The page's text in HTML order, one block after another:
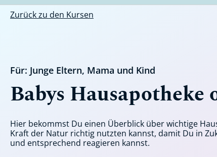
Zurück zu den Kursen
Für: Junge Eltern, Mama und Kind
Babys Hausapotheke
Hier bekommst Du einen Überblick über wichtige
Kraft der Natur richtig nutzten kannst, damit Du in
und entsprechend reagieren kannst.